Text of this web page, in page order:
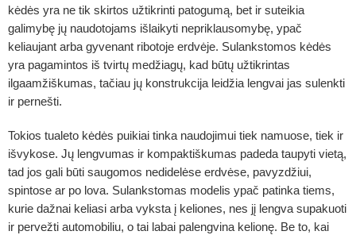
kėdės yra ne tik skirtos užtikrinti patogumą, bet ir suteikia
galimybę jų naudotojams išlaikyti nepriklausomybę, ypač
keliaujant arba gyvenant ribotoje erdvėje. Sulankstomos kėdės
yra pagamintos iš tvirtų medžiagų, kad būtų užtikrintas
ilgaamžiškumas, tačiau jų konstrukcija leidžia lengvai jas sulenkti
ir pernešti.
Tokios tualeto kėdės puikiai tinka naudojimui tiek namuose, tiek ir
išvykose. Jų lengvumas ir kompaktiškumas padeda taupyti vietą,
tad jos gali būti saugomos nedidelėse erdvėse, pavyzdžiui,
spintose ar po lova. Sulankstomas modelis ypač patinka tiems,
kurie dažnai keliasi arba vyksta į keliones, nes jį lengva supakuoti
ir pervežti automobiliu, o tai labai palengvina kelionę. Be to, kai